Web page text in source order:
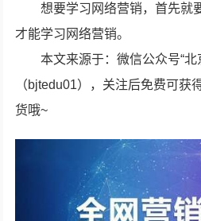
想要学习网络营销，首先就
才能学习网络营销。
本文来源于：微信公众号“北
（bjtedu01），关注后免费可获
货哦~